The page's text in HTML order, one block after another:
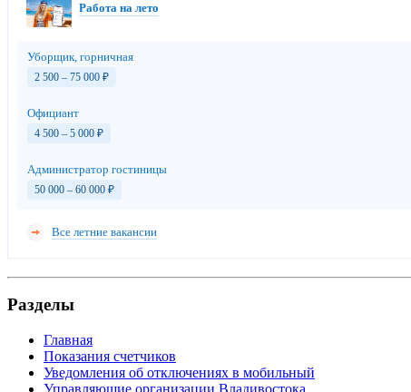
Работа на лето
Уборщик, горничная
2 500 – 75 000 ₽
Официант
4 500 – 5 000 ₽
Администратор гостиницы
50 000 – 60 000 ₽
Все летние вакансии
Разделы
Главная
Показания счетчиков
Уведомления об отключениях в мобильный
Управляющие организации Владивостока